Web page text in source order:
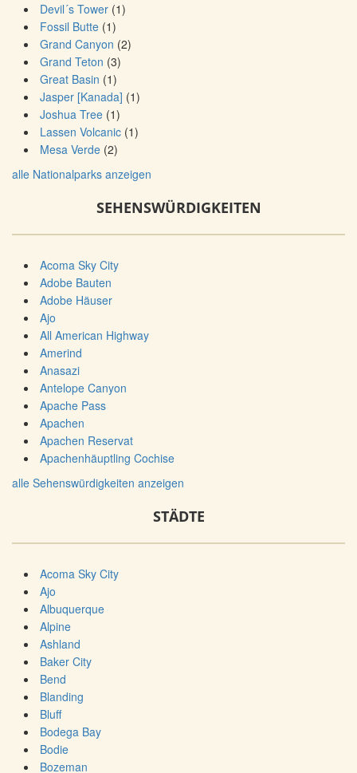
Devil´s Tower (1)
Fossil Butte (1)
Grand Canyon (2)
Grand Teton (3)
Great Basin (1)
Jasper [Kanada] (1)
Joshua Tree (1)
Lassen Volcanic (1)
Mesa Verde (2)
alle Nationalparks anzeigen
SEHENSWÜRDIGKEITEN
Acoma Sky City
Adobe Bauten
Adobe Häuser
Ajo
All American Highway
Amerind
Anasazi
Antelope Canyon
Apache Pass
Apachen
Apachen Reservat
Apachenhäuptling Cochise
alle Sehenswürdigkeiten anzeigen
STÄDTE
Acoma Sky City
Ajo
Albuquerque
Alpine
Ashland
Baker City
Bend
Blanding
Bluff
Bodega Bay
Bodie
Bozeman